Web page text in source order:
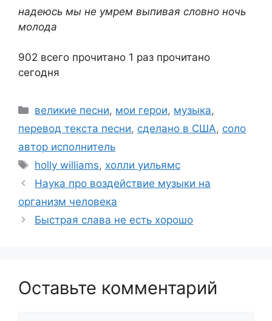
надеюсь мы не умрем выпивая словно ночь
молода
902 всего прочитано 1 раз прочитано
сегодня
Рубрики
великие песни, мои герои, музыка,
перевод текста песни, сделано в США, соло
автор исполнитель
Метки
holly williams, холли уильямс
Наука про воздействие музыки на
организм человека
Быстрая слава не есть хорошо
Оставьте комментарий